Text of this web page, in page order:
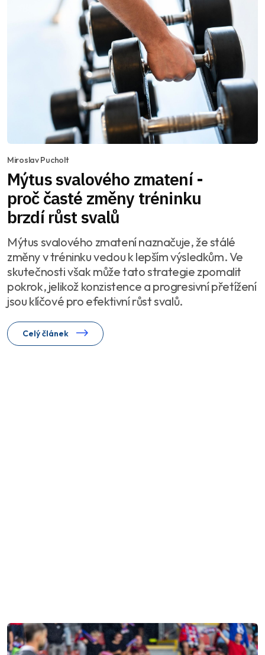
Miroslav Pucholt
Mýtus svalového zmatení -
proč časté změny tréninku
brzdí růst svalů
Mýtus svalového zmatení naznačuje, že stálé
změny v tréninku vedou k lepším výsledkům. Ve
skutečnosti však může tato strategie zpomalit
pokrok, jelikož konzistence a progresivní přetížení
jsou klíčové pro efektivní růst svalů.
Celý článek